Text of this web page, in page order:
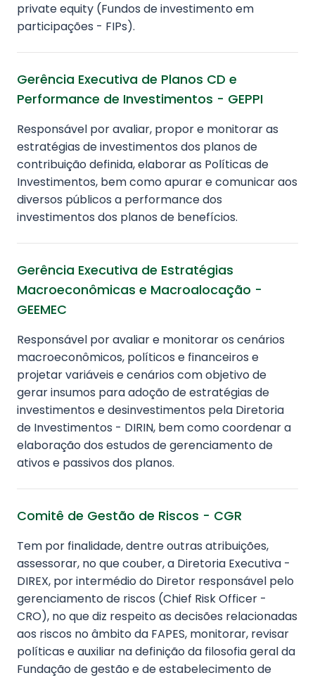
private equity (Fundos de investimento em
participações - FIPs).
Gerência Executiva de Planos CD e
Performance de Investimentos - GEPPI
Responsável por avaliar, propor e monitorar as
estratégias de investimentos dos planos de
contribuição definida, elaborar as Políticas de
Investimentos, bem como apurar e comunicar aos
diversos públicos a performance dos
investimentos dos planos de benefícios.
Gerência Executiva de Estratégias
Macroeconômicas e Macroalocação -
GEEMEC
Responsável por avaliar e monitorar os cenários
macroeconômicos, políticos e financeiros e
projetar variáveis e cenários com objetivo de
gerar insumos para adoção de estratégias de
investimentos e desinvestimentos pela Diretoria
de Investimentos - DIRIN, bem como coordenar a
elaboração dos estudos de gerenciamento de
ativos e passivos dos planos.
Comitê de Gestão de Riscos - CGR
Tem por finalidade, dentre outras atribuições,
assessorar, no que couber, a Diretoria Executiva -
DIREX, por intermédio do Diretor responsável pelo
gerenciamento de riscos (Chief Risk Officer -
CRO), no que diz respeito as decisões relacionadas
aos riscos no âmbito da FAPES, monitorar, revisar
políticas e auxiliar na definição da filosofia geral da
Fundação de gestão e de estabelecimento de